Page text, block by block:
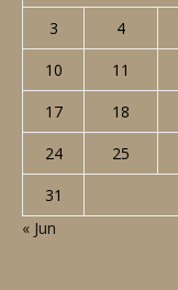
3
4
10
11
17
18
24
25
31
« Jun